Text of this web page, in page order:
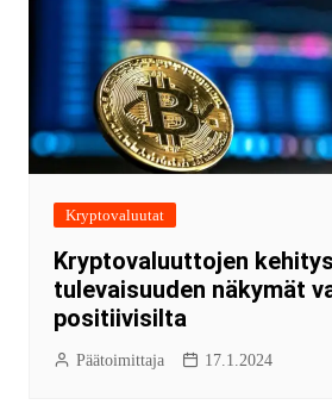
Kryptovaluutat
Kryptovaluuttojen
tulevaisuuden näkymät
positiivisilta
Päätoimittaja 17.1.2024